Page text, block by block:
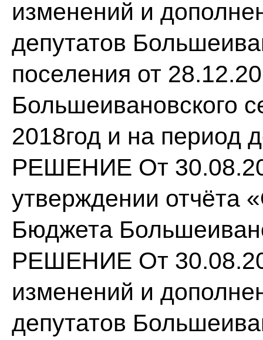
изменений и
депутатов
поселения от
Большеивановского
2018год и на период
РЕШЕНИЕ От
утверждении отчёта
Бюджета
РЕШЕНИЕ От
изменений и
депутатов